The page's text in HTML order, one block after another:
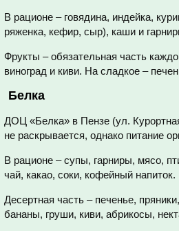
В рационе – говядина, индейка,
ряженка, кефир, сыр), каши и
Фрукты – обязательная часть
виноград и киви. На сладкое –
Белка
ДОЦ «Белка» в Пензе (ул.
не раскрывается, однако питание
В рационе – супы, гарниры, мясо,
чай, какао, соки, кофейный напиток.
Десертная часть – печенье,
бананы, груши, киви, абрикосы,